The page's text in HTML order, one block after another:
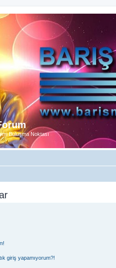
Buluşma Noktası
giriş yapamıyorum?!